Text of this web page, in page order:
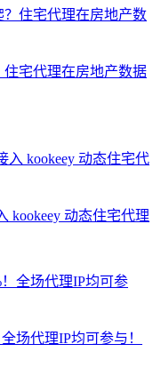
宅代理在房地产数据
kookeey 动态住宅代理
场代理IP均可参与！